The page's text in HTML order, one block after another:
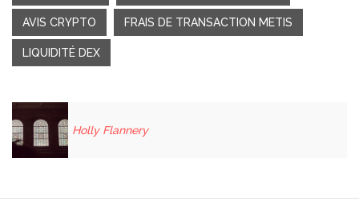
AVIS CRYPTO FRAIS DE TRANSACTION METIS
LIQUIDITÉ DEX
Holly Flannery